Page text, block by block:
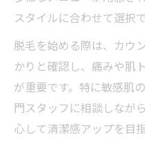
スタイルに合わせて選択
脱毛を始める際は、カウ
かりと確認し、痛みや肌
が重要です。特に敏感肌
門スタッフに相談しなが
心して清潔感アップを目指